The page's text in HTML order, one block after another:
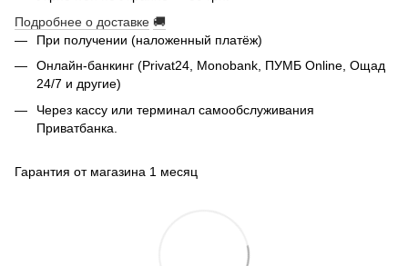
Подробнее о доставке 🚚
При получении (наложенный платёж)
Онлайн-банкинг (Privat24, Monobank, ПУМБ Online, Ощад
24/7 и другие)
Через кассу или терминал самообслуживания
Приватбанка.
Гарантия от магазина 1 месяц